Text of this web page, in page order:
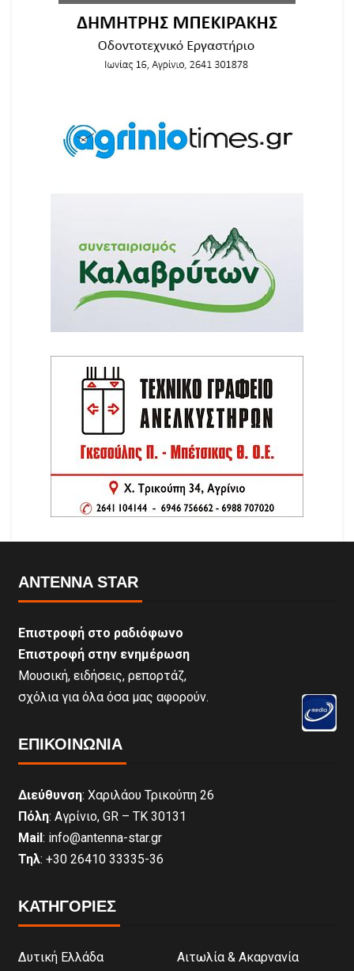
ANTENNA STAR
Επιστροφή στο ραδιόφωνο
Επιστροφή στην ενημέρωση
Μουσική, ειδήσεις, ρεπορτάζ,
σχόλια για όλα όσα μας αφορούν.
ΕΠΙΚΟΙΝΩΝΊΑ
Διεύθυνση: Χαριλάου Τρικούπη 26
Πόλη: Αγρίνιο, GR – ΤΚ 30131
Mail: info@antenna-star.gr
Τηλ: +30 26410 33335-36
ΚΑΤΗΓΟΡΙΕΣ
Δυτική Ελλάδα Αιτωλία & Ακαρνανία